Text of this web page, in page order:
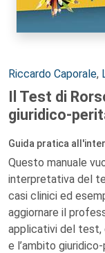
Autori:
Riccardo Caporale,
Il Test di
giuridico-
Guida pratica
Questo manuale
interpretativa del
casi clinici ed
aggiornare il
applicativi del test,
e l’ambito